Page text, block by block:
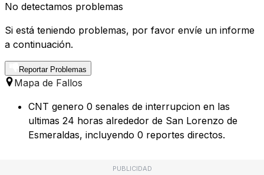
No detectamos problemas
Si está teniendo problemas, por favor envíe un informe
a continuación.
Reportar Problemas
Mapa de Fallos
CNT genero 0 senales de interrupcion en las
ultimas 24 horas alrededor de San Lorenzo de
Esmeraldas, incluyendo 0 reportes directos.
PUBLICIDAD